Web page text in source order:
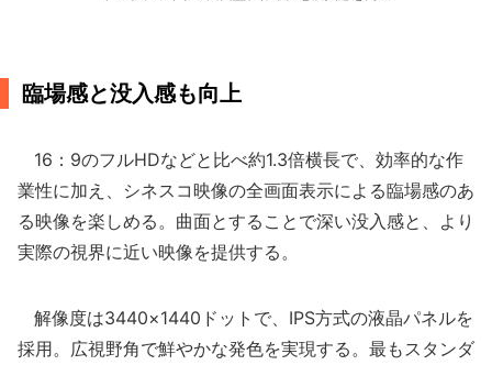
臨場感と没入感も向上
16：9のフルHDなどと比べ約1.3倍横長で、効率的な作
業性に加え、シネスコ映像の全画面表示による臨場感のあ
る映像を楽しめる。曲面とすることで深い没入感と、より
実際の視界に近い映像を提供する。
解像度は3440×1440ドットで、IPS方式の液晶パネルを
採用。広視野角で鮮やかな発色を実現する。最もスタンダ